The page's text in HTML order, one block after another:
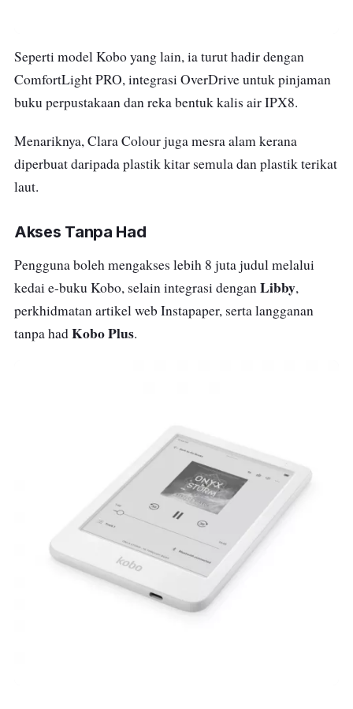
Seperti model Kobo yang lain, ia turut hadir dengan
ComfortLight PRO, integrasi OverDrive untuk pinjaman
buku perpustakaan dan reka bentuk kalis air IPX8.
Menariknya, Clara Colour juga mesra alam kerana
diperbuat daripada plastik kitar semula dan plastik terikat
laut.
Akses Tanpa Had
Pengguna boleh mengakses lebih 8 juta judul melalui
kedai e-buku Kobo, selain integrasi denganLibby,
perkhidmatan artikel web Instapaper, serta langganan
tanpa hadKobo Plus.